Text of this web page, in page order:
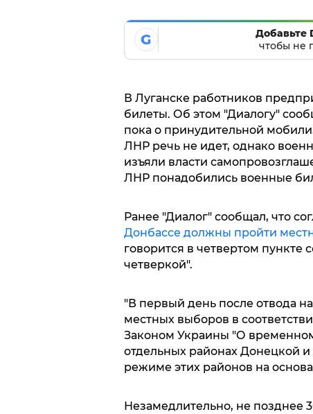
G
Добавьте
чтобы не
В Луганске работников
билеты. Об этом "Диалогу"
пока о принудительной
ЛНР речь не идет, однако
изъяли власти
ЛНР понадобились военные
Ранее "Диалог" сообщал, что
Донбассе должны пройти
говорится в четвертом пункте
четверкой".
"В первый день после отвода
местных выборов в
Законом Украины "О
отдельных районах Донецкой
режиме этих районов на
Незамедлительно, не позднее